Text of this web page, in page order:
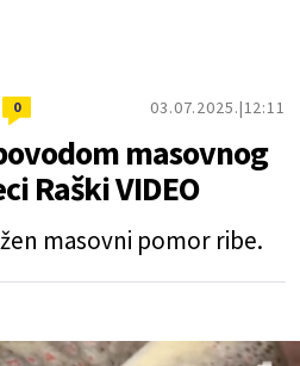
0 03.07.2025. 12:11
masovnog
Raški VIDEO
masovni pomor ribe.